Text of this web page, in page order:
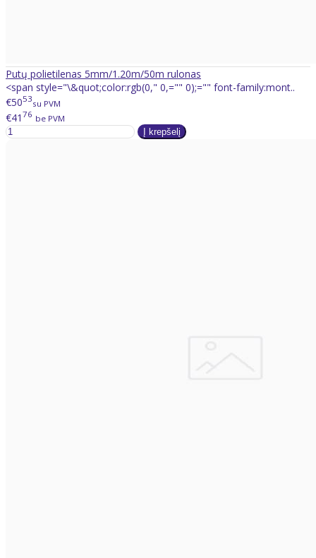
Putų polietilenas 5mm/1.20m/50m rulonas
<span style="\&quot;color:rgb(0," 0,="" 0);="" font-family:mont..
€5053su PVM
€41 76 be PVM